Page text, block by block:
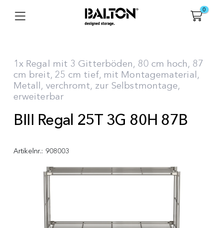
0
1x Regal mit 3 Gitterböden, 80 cm hoch, 87
cm breit, 25 cm tief, mit Montagematerial,
Metall, verchromt, zur Selbstmontage,
erweiterbar
BIII Regal 25T 3G 80H 87B
Artikelnr.: 908003